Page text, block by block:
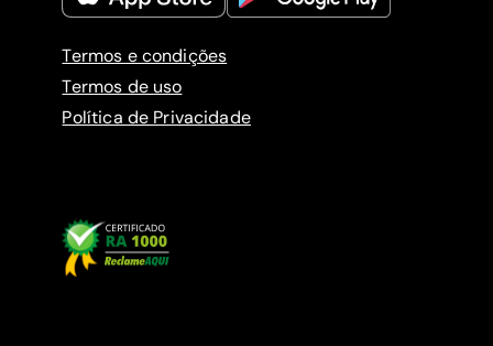
Termos e condições
Termos de uso
Política de Privacidade